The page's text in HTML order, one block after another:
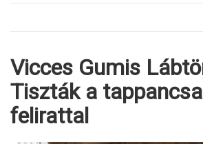
Vicces Gumis
Tiszták a
felirattal